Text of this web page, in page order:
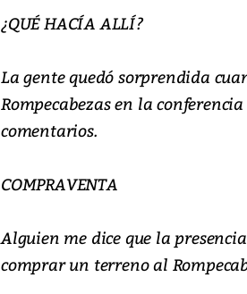
¿QUÉ HACÍA ALLÍ?
La gente quedó sorprendida
Rompecabezas en la
comentarios.
COMPRAVENTA
Alguien me dice que la
comprar un terreno al